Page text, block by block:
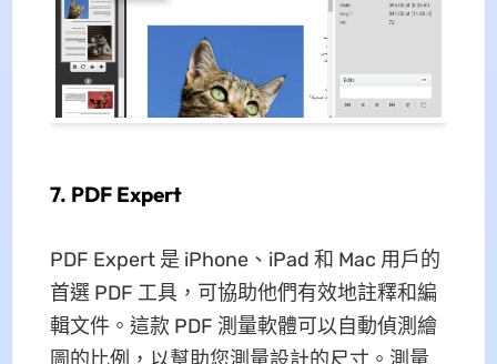
7. PDF Expert
PDF Expert 是 iPhone、iPad 和 Mac 用戶的
首選 PDF 工具，可協助他們有效地註釋和編
輯文件。這款 PDF 測量軟體可以自動偵測繪